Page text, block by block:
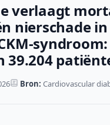
verlaagt
nierschade
39.204
Bron: Cardiovascular